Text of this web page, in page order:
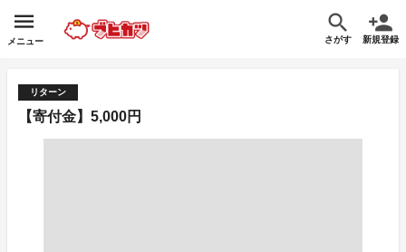
メニュー さがす 新規登録
リターン
【寄付金】5,000円